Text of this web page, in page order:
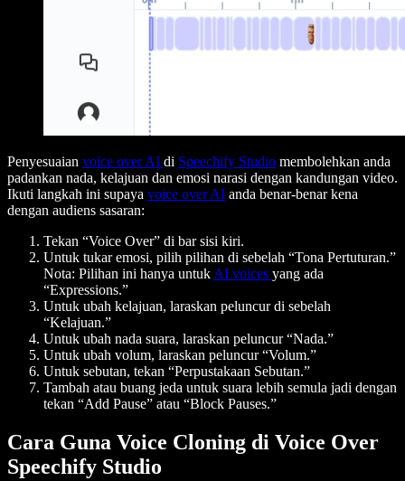
Penyesuaian voice over AI di Speechify Studio membolehkan anda
padankan nada, kelajuan dan emosi narasi dengan kandungan video.
Ikuti langkah ini supaya voice over AI anda benar-benar kena
dengan audiens sasaran:
Tekan “Voice Over” di bar sisi kiri.
Untuk tukar emosi, pilih pilihan di sebelah “Tona Pertuturan.”
Nota: Pilihan ini hanya untuk AI voices yang ada
“Expressions.”
Untuk ubah kelajuan, laraskan peluncur di sebelah
“Kelajuan.”
Untuk ubah nada suara, laraskan peluncur “Nada.”
Untuk ubah volum, laraskan peluncur “Volum.”
Untuk sebutan, tekan “Perpustakaan Sebutan.”
Tambah atau buang jeda untuk suara lebih semula jadi dengan
tekan “Add Pause” atau “Block Pauses.”
Cara Guna Voice Cloning di Voice Over
Speechify Studio